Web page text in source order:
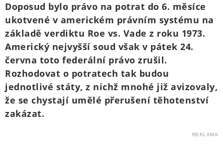
Doposud bylo právo na potrat do 6. měsíce
ukotvené v americkém právním systému na
základě verdiktu Roe vs. Vade z roku 1973.
Americký nejvyšší soud však v pátek 24.
června toto federální právo zrušil.
Rozhodovat o potratech tak budou
jednotlivé státy, z nichž mnohé již avizovaly,
že se chystají umělé přerušení těhotenství
zakázat.
REKLAMA